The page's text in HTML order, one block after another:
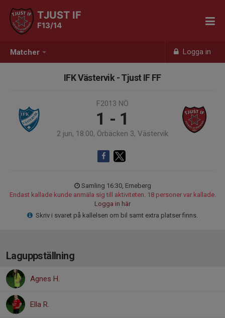
Matcher Logga in
TJUST IF
F13/14
IFK Västervik - Tjust IF FF
F2013 NÖ
1 - 1
2 jun, 18:00, Örbäcken 3, Västervik
Samling 16:30, Erneberg
Endast kallade kunde anmäla sig till aktiviteten. 18 personer var kallade.
Logga in här
Skriv i svaret på kallelsen om bil samt extra platser finns.
Laguppställning
Agnes H.
Ella R.